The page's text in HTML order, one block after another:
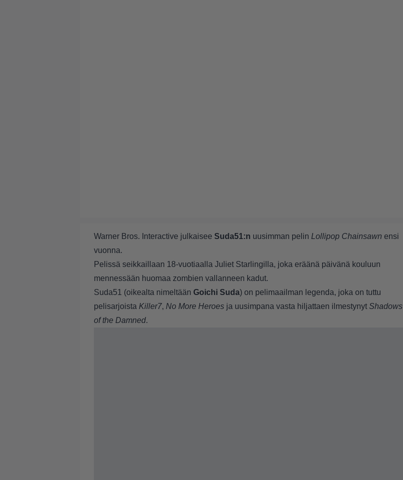
Warner Bros. Interactive julkaisee Suda51:n uusimman pelin Lollipop Chainsawn ensi
vuonna.
Pelissä seikkaillaan 18-vuotiaalla Juliet Starlingilla, joka eräänä päivänä kouluun
mennessään huomaa zombien vallanneen kadut.
Suda51 (oikealta nimeltään Goichi Suda) on pelimaailman legenda, joka on tuttu
pelisarjoista Killer7, No More Heroes ja uusimpana vasta hiljattaen ilmestynyt Shadows
of the Damned.